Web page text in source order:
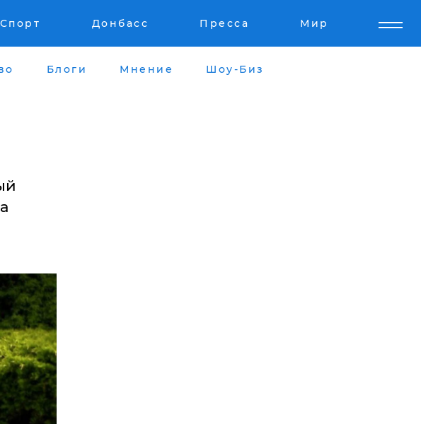
Спорт Донбасс Пресса Мир
Блоги Мнение Шоу-Биз